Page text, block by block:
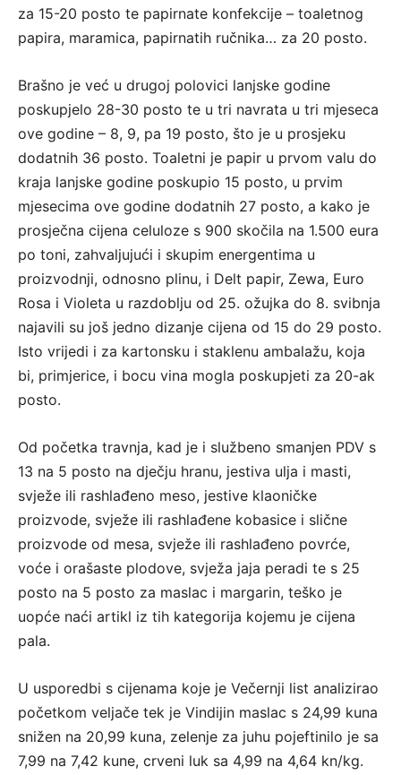
za 15-20 posto te papirnate konfekcije – toaletnog
papira, maramica, papirnatih ručnika… za 20 posto.
Brašno je već u drugoj polovici lanjske godine
poskupjelo 28-30 posto te u tri navrata u tri mjeseca
ove godine – 8, 9, pa 19 posto, što je u prosjeku
dodatnih 36 posto. Toaletni je papir u prvom valu do
kraja lanjske godine poskupio 15 posto, u prvim
mjesecima ove godine dodatnih 27 posto, a kako je
prosječna cijena celuloze s 900 skočila na 1.500 eura
po toni, zahvaljujući i skupim energentima u
proizvodnji, odnosno plinu, i Delt papir, Zewa, Euro
Rosa i Violeta u razdoblju od 25. ožujka do 8. svibnja
najavili su još jedno dizanje cijena od 15 do 29 posto.
Isto vrijedi i za kartonsku i staklenu ambalažu, koja
bi, primjerice, i bocu vina mogla poskupjeti za 20-ak
posto.
Od početka travnja, kad je i službeno smanjen PDV s
13 na 5 posto na dječju hranu, jestiva ulja i masti,
svježe ili rashlađeno meso, jestive klaoničke
proizvode, svježe ili rashlađene kobasice i slične
proizvode od mesa, svježe ili rashlađeno povrće,
voće i orašaste plodove, svježa jaja peradi te s 25
posto na 5 posto za maslac i margarin, teško je
uopće naći artikl iz tih kategorija kojemu je cijena
pala.
U usporedbi s cijenama koje je Večernji list analizirao
početkom veljače tek je Vindijin maslac s 24,99 kuna
snižen na 20,99 kuna, zelenje za juhu pojeftinilo je sa
7,99 na 7,42 kune, crveni luk sa 4,99 na 4,64 kn/kg.